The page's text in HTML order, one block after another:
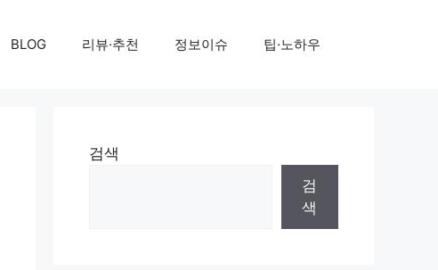
BLOG 리뷰·추천 정보이슈 팁·노하우
검색
검
색